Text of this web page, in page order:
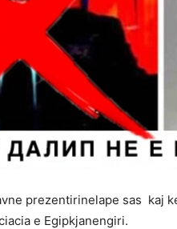
prezentirinelape sas kaj
e Egipkjanengiri.